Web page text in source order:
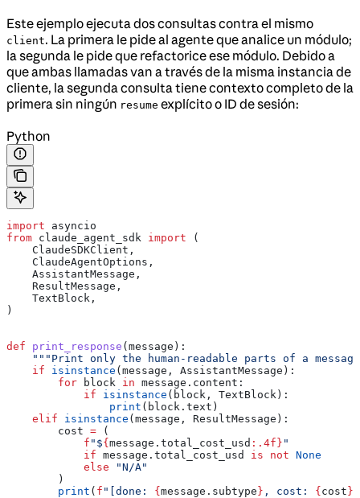
Este ejemplo ejecuta dos consultas contra el mismo
client. La primera le pide al agente que analice un módulo;
la segunda le pide que refactorice ese módulo. Debido a
que ambas llamadas van a través de la misma instancia de
cliente, la segunda consulta tiene contexto completo de la
primera sin ningún resume explícito o ID de sesión:
Python
import asyncio
from claude_agent_sdk import (
    ClaudeSDKClient,
    ClaudeAgentOptions,
    AssistantMessage,
    ResultMessage,
    TextBlock,
)
def print_response (message ):
"""Print only the human-readable parts of a
    if
isinstance (message, AssistantMessage):
        for
block in message.content:
            if
isinstance (block, TextBlock):
                print
(block.text)
    elif
isinstance (message, ResultMessage):
        cost
= (
            f
"${message.total_cost_usd :.4f} "
            if
message.total_cost_usd is not None
            else
"N/A"
        )
        print
( f "[done: {message.subtype} , cost: {cost}